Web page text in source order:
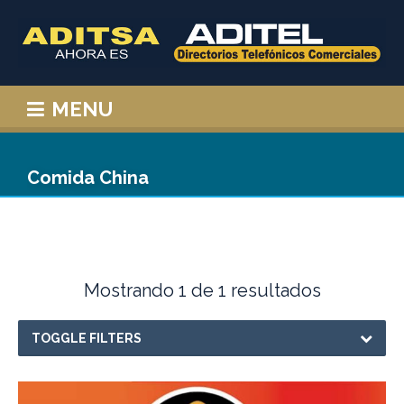
MENU
Comida China
Mostrando 1 de 1 resultados
TOGGLE FILTERS